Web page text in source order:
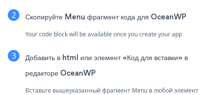
Скопируйте Menu фрагмент кода для OceanWP
Your code block will be available once you create your app
Добавить в html или элемент «Код для вставки» в
редакторе OceanWP
Вставьте вышеуказанный фрагмент Menu в любой элемент